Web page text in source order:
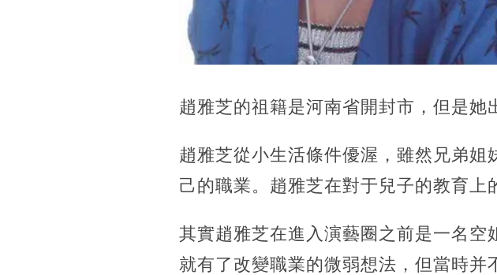
趙雅芝的祖籍是河南省開封市，但是她
趙雅芝從小生活條件優渥，雖然兄弟
己的職業。趙雅芝在對于兒子的教育上
其實趙雅芝在進入演藝圈之前是一名空
就有了改變職業的微弱想法，但當時